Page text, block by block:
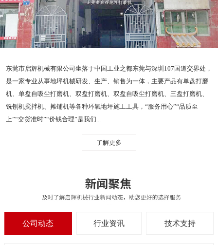
东莞市启辉机械有限公司坐落于中国工业之都东莞与深圳107国道交界处，
是一家专业从事地坪机械研发、生产、销售为一体，主要产品有单盘打磨
机、单盘自吸尘打磨机、双盘打磨机、双盘自吸尘打磨机、三盘打磨机、
铣刨机搅拌机、摊铺机等各种环氧地坪施工工具，“服务用心”“品质至
上”“交货准时”“价钱合理”是我们...
了解更多
公司动态 行业资讯 技术支持